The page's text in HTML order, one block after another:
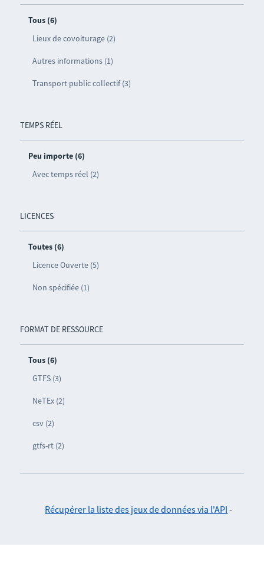
Tous (6)
Lieux de covoiturage (2)
Autres informations (1)
Transport public collectif (3)
TEMPS RÉEL
Peu importe (6)
Avec temps réel (2)
LICENCES
Toutes (6)
Licence Ouverte (5)
Non spécifiée (1)
FORMAT DE RESSOURCE
Tous (6)
GTFS (3)
NeTEx (2)
csv (2)
gtfs-rt (2)
Récupérer la liste des jeux de données via l'API -